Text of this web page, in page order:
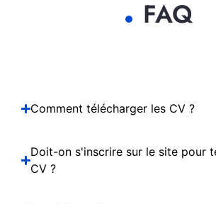
FAQ
Comment télécharger les CV ?
Doit-on s'inscrire sur le site pour
CV ?